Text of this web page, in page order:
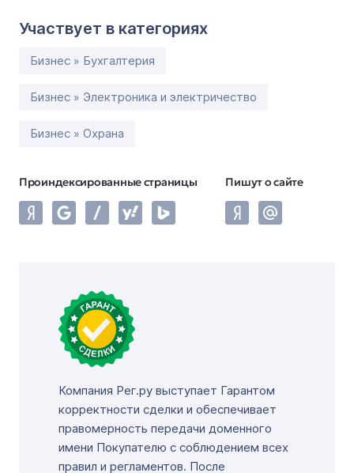
Участвует в категориях
Бизнес » Бухгалтерия
Бизнес » Электроника и электричество
Бизнес » Охрана
Проиндексированные страницы Пишут о сайте
Компания Рег.ру выступает Гарантом
корректности сделки и обеспечивает
правомерность передачи доменного
имени Покупателю с соблюдением всех
правил и регламентов. После